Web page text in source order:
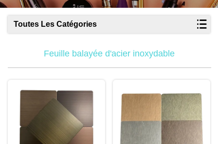
Toutes Les Catégories
Feuille balayée d'acier inoxydable